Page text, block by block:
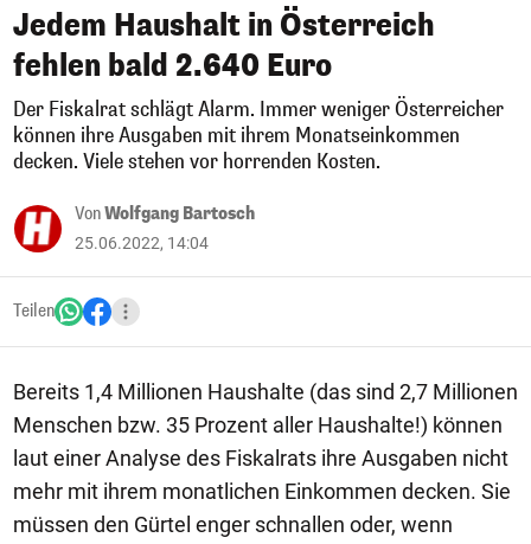
Jedem Haushalt in Österreich
fehlen bald 2.640 Euro
Der Fiskalrat schlägt Alarm. Immer weniger Österreicher
können ihre Ausgaben mit ihrem Monatseinkommen
decken. Viele stehen vor horrenden Kosten.
VonWolfgang Bartosch
25.06.2022, 14:04
Teilen
Bereits 1,4 Millionen Haushalte (das sind 2,7 Millionen
Menschen bzw. 35 Prozent aller Haushalte!) können
laut einer Analyse des Fiskalrats ihre Ausgaben nicht
mehr mit ihrem monatlichen Einkommen decken. Sie
müssen den Gürtel enger schnallen oder, wenn